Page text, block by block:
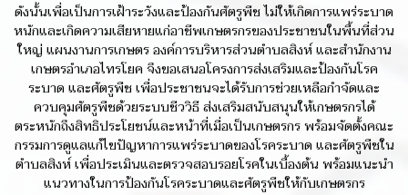
ดังนั้นเพื่อเป็นการเฝ้าระวังและป้องกันศัตรูพืช ไม่ให้เกิดการแพร่ระบาด
หนักและเกิดความเสียหายแก่อาชีพเกษตรกรของประชาชนในพื้นที่ส่วน
ใหญ่ แผนงานการเกษตร องค์การบริหารส่วนตำบลสิงห์ และสำนักงาน
เกษตรอำเภอไทรโยค จึงขอเสนอโครงการส่งเสริมและป้องกันโรค
ระบาด และศัตรูพืช เพื่อประชาชนจะได้รับการช่วยเหลือกำจัดและ
ควบคุมศัตรูพืชด้วยระบบชีววิธี ส่งเสริมสนับสนุนให้เกษตรกรได้
ตระหนักถึงสิทธิประโยชน์และหน้าที่เมื่อเป็นเกษตรกร พร้อมจัดตั้งคณะ
กรรมการดูแลแก้ไขปัญหาการแพร่ระบาดของโรคระบาด และศัตรูพืชใน
ตำบลสิงห์ เพื่อประเมินและตรวจสอบรอยโรคในเบื้องต้น พร้อมแนะนำ
แนวทางในการป้องกันโรคระบาดและศัตรูพืชให้กับเกษตรกร